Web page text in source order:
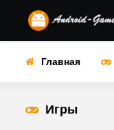
Главная
Игры